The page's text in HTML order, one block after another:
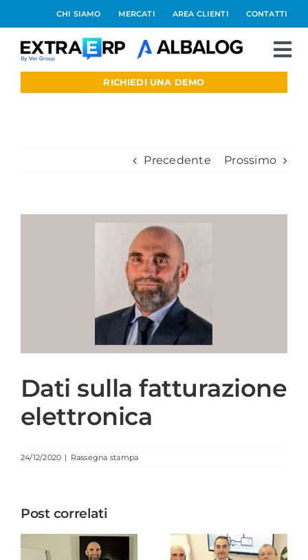
al
contenuto
CHI SIAMO MERCATI AREA CLIENTI CONTATTI
Extraerp Aree
Blog
RICHIEDI UNA DEMO
Precedente Prossimo
Dati sulla fatturazione
elettronica
24/12/2020 | Rassegna stampa
Post correlati